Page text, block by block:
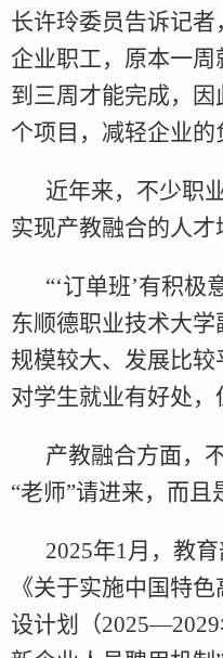
长许玲委员告诉记
企业职工，原本一
到三周才能完成，因
个项目，减轻企业的
近年来，不少职
实现产教融合的人才
“‘订单班’有积极
东顺德职业技术大学
规模较大、发展比较
对学生就业有好处，
产教融合方面，
“老师”请进来，而且
2025年1月，教
《关于实施中国特
设计划（2025—2029